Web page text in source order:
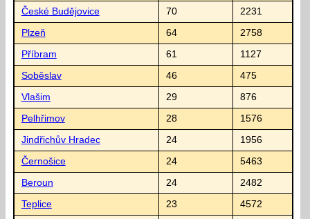
České Budějovice 70 2231
Plzeň 64 2758
Příbram 61 1127
Soběslav 46 475
Vlašim 29 876
Pelhřimov 28 1576
Jindřichův Hradec 24 1956
Černošice 24 5463
Beroun 24 2482
Teplice 23 4572